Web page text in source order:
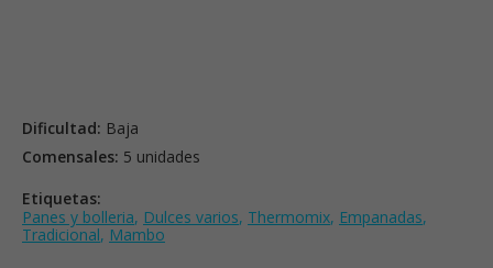
Dificultad: Baja
Comensales: 5 unidades
Etiquetas:
Panes y bolleria, Dulces varios, Thermomix, Empanadas,
Tradicional, Mambo